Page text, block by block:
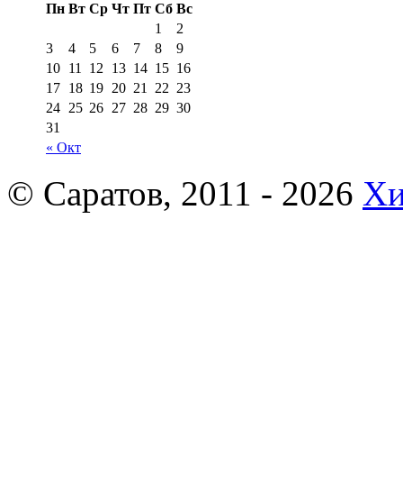
Пн Вт Ср Чт Пт Сб Вс
« Окт
1
2
3
4 5 6 7 8
9
10 11 12 13 14 15 16
17 18 19 20 21 22 23
24 25 26 27 28 29 30
31
© Саратов, 2011 - 2026